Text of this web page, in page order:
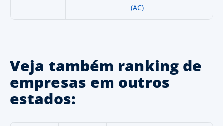
(AC)
Veja também ranking de
empresas em outros
estados: